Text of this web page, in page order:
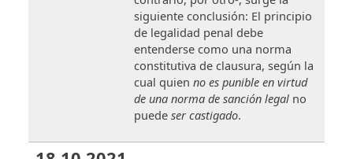
siguiente conclusión: El principio
de legalidad penal debe
entenderse como una norma
constitutiva de clausura, según la
cual quienno es punible en virtud
de una norma de sanción legal no
puedeser castigado.